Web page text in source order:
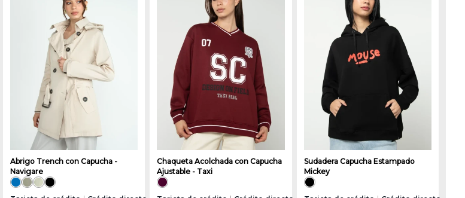
Abrigo Trench con Capucha -
Navigare
Chaqueta Acolchada con Capucha
Ajustable - Taxi
Sudadera Capucha Estampado
Mickey